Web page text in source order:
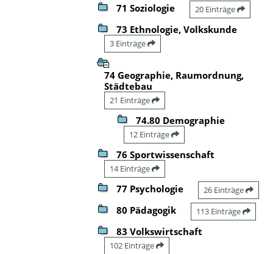
71 Soziologie 20 Einträge
73 Ethnologie, Volkskunde
3 Einträge
74 Geographie, Raumordnung,
Städtebau
21 Einträge
74.80 Demographie
12 Einträge
76 Sportwissenschaft
14 Einträge
77 Psychologie 26 Einträge
80 Pädagogik 113 Einträge
83 Volkswirtschaft
102 Einträge